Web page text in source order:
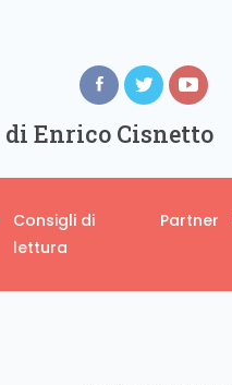
Enrico Cisnetto
Consigli di
lettura
Partner